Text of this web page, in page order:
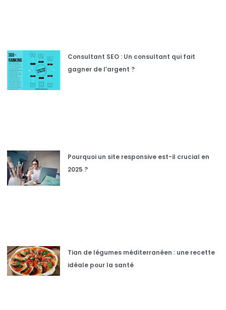
Consultant SEO : Un consultant qui fait
gagner de l’argent ?
Pourquoi un site responsive est-il crucial en
2025 ?
Tian de légumes méditerranéen : une recette
idéale pour la santé